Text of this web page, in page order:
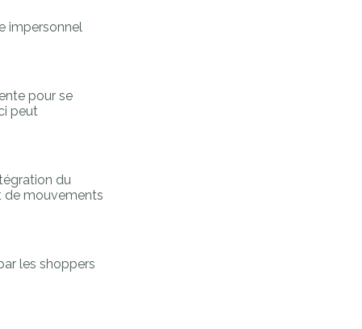
impersonnel
pour se
peut
du
de mouvements
les shoppers